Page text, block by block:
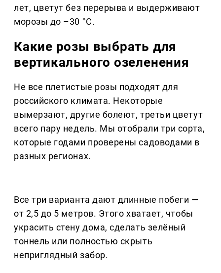
лет, цветут без перерыва и выдерживают
морозы до –30 °C.
Какие розы выбрать для
вертикального озеленения
Не все плетистые розы подходят для
российского климата. Некоторые
вымерзают, другие болеют, третьи цветут
всего пару недель. Мы отобрали три сорта,
которые годами проверены садоводами в
разных регионах.
Все три варианта дают длинные побеги —
от 2,5 до 5 метров. Этого хватает, чтобы
украсить стену дома, сделать зелёный
тоннель или полностью скрыть
неприглядный забор.